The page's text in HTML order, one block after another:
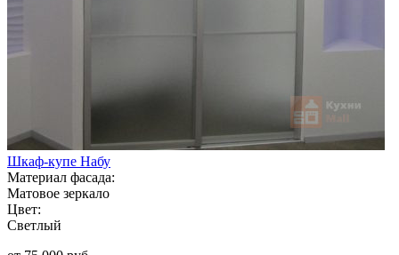
Шкаф-купе Набу
Материал фасада:
Матовое зеркало
Цвет:
Светлый